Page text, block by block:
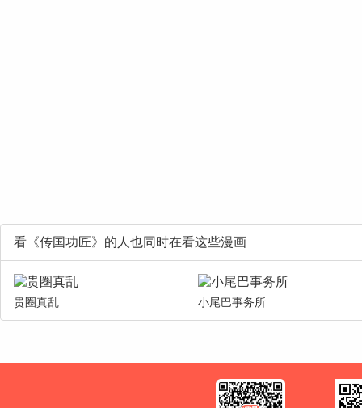
看《传国功匠》的人也同时在看这些漫画
贵圈真乱 小尾巴事务所